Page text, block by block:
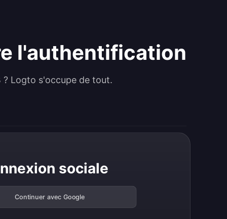
l'authentification
Logto s'occupe de tout.
sociale
Continuer avec Google